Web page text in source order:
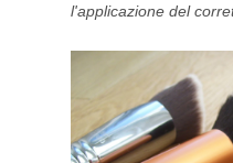
l'applicazione del